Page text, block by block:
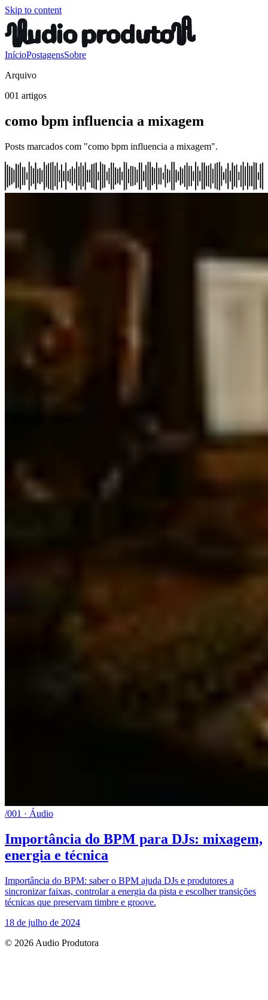
Skip to content
InícioPostagensSobre
Arquivo
001 artigos
como bpm influencia a mixagem
Posts marcados com "como bpm influencia a mixagem".
/001 · Áudio
Importância do BPM para DJs: mixagem,
energia e técnica
Importância do BPM: saber o BPM ajuda DJs e produtores a
sincronizar faixas, controlar a energia da pista e escolher transições
técnicas que preservam timbre e groove.
18 de julho de 2024
© 2026 Audio Produtora